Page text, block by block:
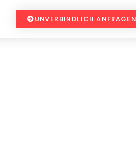
UNVERBINDLICH ANFRAGEN